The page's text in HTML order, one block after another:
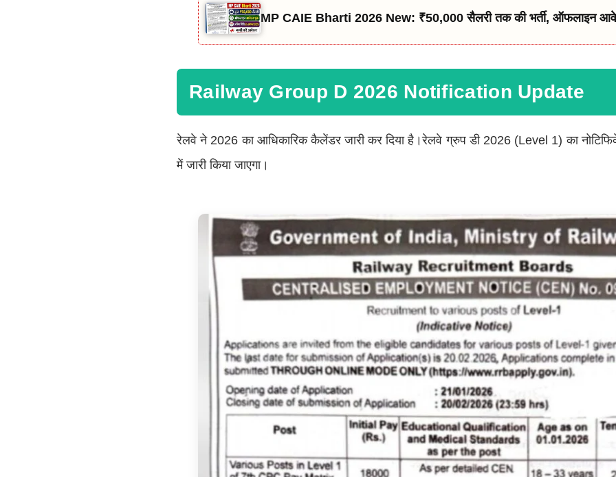
MP CAIE Bharti 2026 New: ₹50,000 सैलरी तक की भर्ती, ऑफलाइन
Railway Group D 2026 Notification Update
रेलवे ने 2026 का आधिकारिक कैलेंडर जारी कर दिया है।रेलवे ग्रुप डी 2026 (Level 1) का
में जारी किया जाएगा।